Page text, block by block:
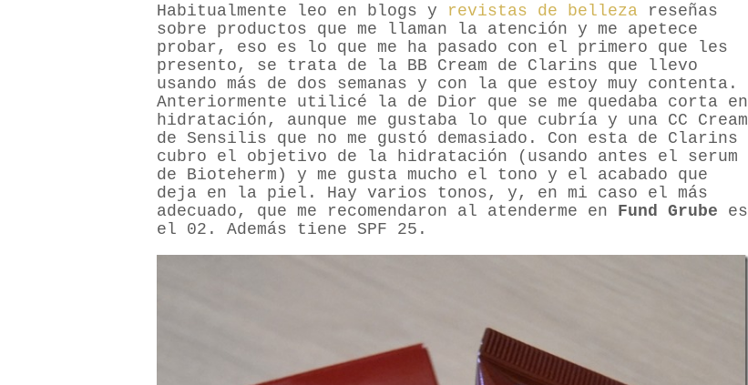
Habitualmente leo en blogs y revistas de belleza reseñas
sobre productos que me llaman la atención y me apetece
probar, eso es lo que me ha pasado con el primero que les
presento, se trata de la BB Cream de Clarins que llevo
usando más de dos semanas y con la que estoy muy contenta.
Anteriormente utilicé la de Dior que se me quedaba corta en
hidratación, aunque me gustaba lo que cubría y una CC Cream
de Sensilis que no me gustó demasiado. Con esta de Clarins
cubro el objetivo de la hidratación (usando antes el serum
de Bioteherm) y me gusta mucho el tono y el acabado que
deja en la piel. Hay varios tonos, y, en mi caso el más
adecuado, que me recomendaron al atenderme en Fund Grube es
el 02. Además tiene SPF 25.